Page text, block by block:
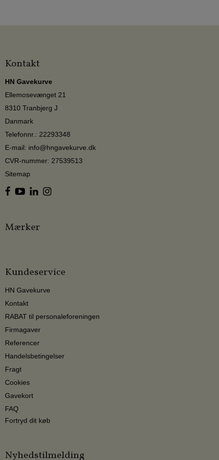
Kontakt
HN Gavekurve
Ellemosevænget 21
8310 Tranbjerg J
Danmark
Telefonnr.: 22293348
E-mail: info@hngavekurve.dk
CVR-nummer: 27539513
Sitemap
Mærker
Kundeservice
HN Gavekurve
Kontakt
RABAT til personaleforeningen
Firmagaver
Referencer
Handelsbetingelser
Fragt
Cookies
Gavekort
FAQ
Fortryd dit køb
Nyhedstilmelding